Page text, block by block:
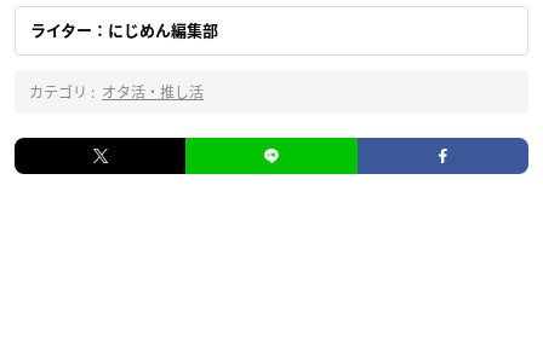
ライター：にじめん編集部
カテゴリ : オタ活・推し活